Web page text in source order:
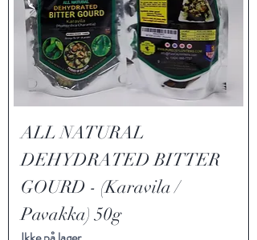
ALL NATURAL
DEHYDRATED BITTER
GOURD - (Karavila /
Pavakka) 50g